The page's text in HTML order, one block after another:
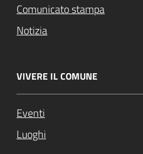
Comunicato stampa
Notizia
VIVERE IL COMUNE
Eventi
Luoghi